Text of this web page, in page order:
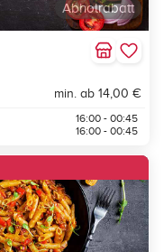
Abholrabatt
min. ab 14,00 €
16:00 - 00:45
16:00 - 00:45